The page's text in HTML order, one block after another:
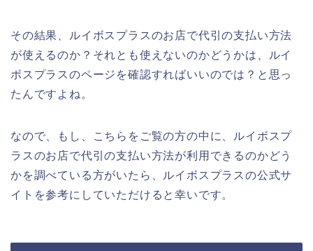
その結果、ルイボスプラスのお店で代引の支払い方法
が使えるのか？それとも使えないのかどうかは、ルイ
ボスプラスのページを確認すればいいのでは？と思っ
たんですよね。
なので、もし、こちらをご覧の方の中に、ルイボスプ
ラスのお店で代引の支払い方法が利用できるのかどう
かを調べている方がいたら、ルイボスプラスの公式サ
イトを参考にしていただけると幸いです。